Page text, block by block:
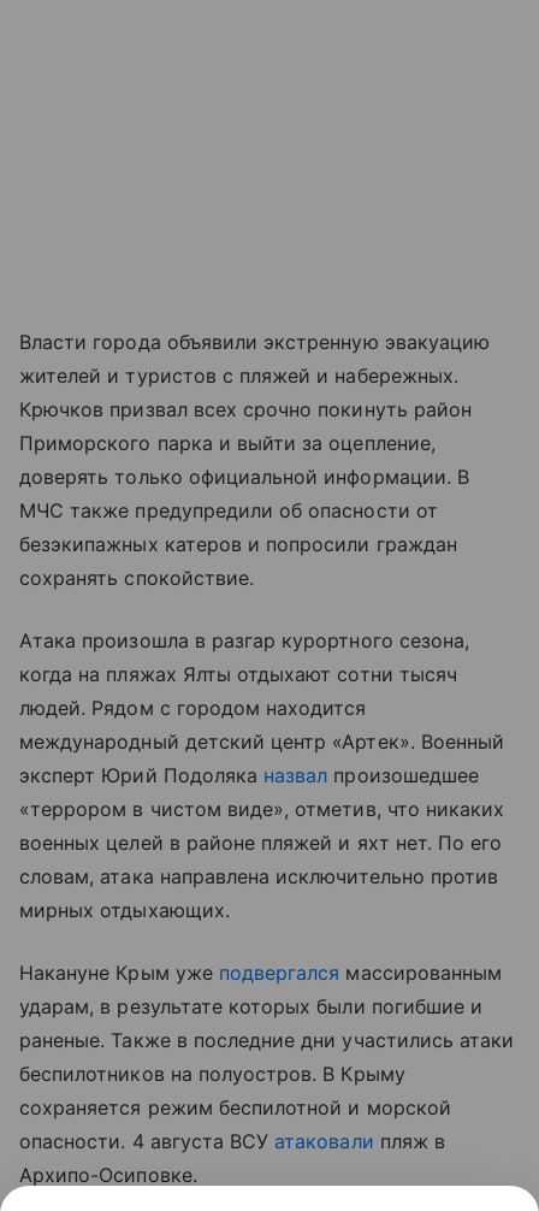
Власти города объявили экстренную эвакуацию
жителей и туристов с пляжей и набережных.
Крючков призвал всех срочно покинуть район
Приморского парка и выйти за оцепление,
доверять только официальной информации. В
МЧС также предупредили об опасности от
безэкипажных катеров и попросили граждан
сохранять спокойствие.
Атака произошла в разгар курортного сезона,
когда на пляжах Ялты отдыхают сотни тысяч
людей. Рядом с городом находится
международный детский центр «Артек». Военный
эксперт Юрий Подоляка назвал произошедшее
«террором в чистом виде», отметив, что никаких
военных целей в районе пляжей и яхт нет. По его
словам, атака направлена исключительно против
мирных отдыхающих.
Накануне Крым уже подвергался массированным
ударам, в результате которых были погибшие и
раненые. Также в последние дни участились атаки
беспилотников на полуостров. В Крыму
сохраняется режим беспилотной и морской
опасности. 4 августа ВСУ атаковали пляж в
Архипо-Осиповке.